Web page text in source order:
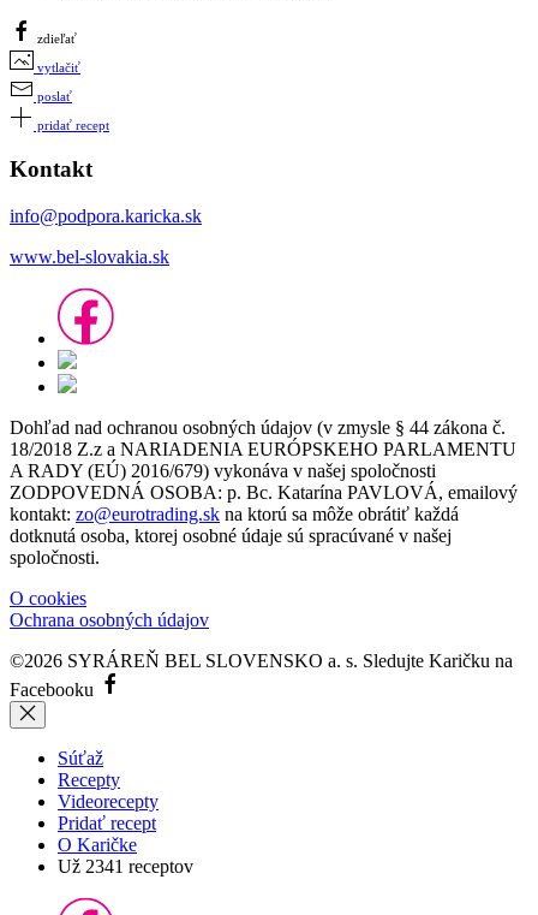
zdieľať
vytlačiť
poslať
pridať recept
Kontakt
info@podpora.karicka.sk
www.bel-slovakia.sk
Dohľad nad ochranou osobných údajov (v zmysle § 44 zákona č.
18/2018 Z.z a NARIADENIA EURÓPSKEHO PARLAMENTU
A RADY (EÚ) 2016/679) vykonáva v našej spoločnosti
ZODPOVEDNÁ OSOBA: p. Bc. Katarína PAVLOVÁ, emailový
kontakt: zo@eurotrading.sk na ktorú sa môže obrátiť každá
dotknutá osoba, ktorej osobné údaje sú spracúvané v našej
spoločnosti.
O cookies
Ochrana osobných údajov
©2026 SYRÁREŇ BEL SLOVENSKO a. s. Sledujte Karičku na
Facebooku
Súťaž
Recepty
Videorecepty
Pridať recept
O Karičke
Už 2341 receptov